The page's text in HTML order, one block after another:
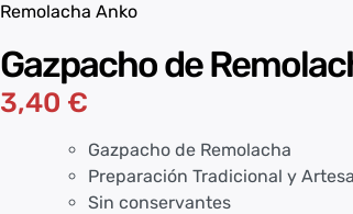
Remolacha Anko
Gazpacho de
3,40 €
Gazpacho de Remolacha
Preparación Tradicional y
Sin conservantes